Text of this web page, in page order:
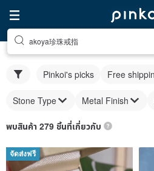
akoya珍珠戒指
Pinkoi's picks Free
Stone Type Metal Finish
พบสินค้า 279 ชิ้นที่เกี่ยวกับ
จัดส่งฟรี